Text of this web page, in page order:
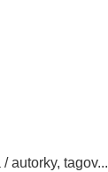
autorky, tagov...